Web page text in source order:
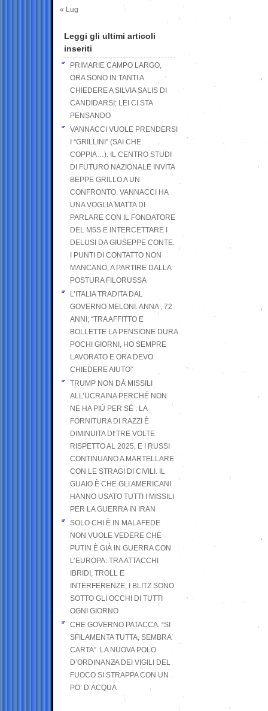
« Lug
Leggi gli ultimi articoli
inseriti
PRIMARIE CAMPO LARGO,
ORA SONO IN TANTI A
CHIEDERE A SILVIA SALIS DI
CANDIDARSI: LEI CI STA
PENSANDO
VANNACCI VUOLE PRENDERSI
I “GRILLINI” (SAI CHE
COPPIA…). IL CENTRO STUDI
DI FUTURO NAZIONALE INVITA
BEPPE GRILLO A UN
CONFRONTO. VANNACCI HA
UNA VOGLIA MATTA DI
PARLARE CON IL FONDATORE
DEL M5S E INTERCETTARE I
DELUSI DA GIUSEPPE CONTE.
I PUNTI DI CONTATTO NON
MANCANO, A PARTIRE DALLA
POSTURA FILORUSSA
L’ITALIA TRADITA DAL
GOVERNO MELONI. ANNA , 72
ANNI; “TRA AFFITTO E
BOLLETTE LA PENSIONE DURA
POCHI GIORNI, HO SEMPRE
LAVORATO E ORA DEVO
CHIEDERE AIUTO”
TRUMP NON DÀ MISSILI
ALL’UCRAINA PERCHÉ NON
NE HA PIÙ PER SÉ : LA
FORNITURA DI RAZZI È
DIMINUITA DI TRE VOLTE
RISPETTO AL 2025, E I RUSSI
CONTINUANO A MARTELLARE
CON LE STRAGI DI CIVILI. IL
GUAIO È CHE GLI AMERICANI
HANNO USATO TUTTI I MISSILI
PER LA GUERRA IN IRAN
SOLO CHI È IN MALAFEDE
NON VUOLE VEDERE CHE
PUTIN È GIÀ IN GUERRA CON
L’EUROPA: TRA ATTACCHI
IBRIDI, TROLL E
INTERFERENZE, I BLITZ SONO
SOTTO GLI OCCHI DI TUTTI
OGNI GIORNO
CHE GOVERNO PATACCA. “SI
SFILAMENTA TUTTA, SEMBRA
CARTA”. LA NUOVA POLO
D’ORDINANZA DEI VIGILI DEL
FUOCO SI STRAPPA CON UN
PO’ D’ACQUA